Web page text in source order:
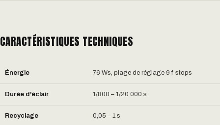
CARACTÉRISTIQUES TECHNIQUES
Énergie 76 Ws, plage de réglage 9 f-stops
Durée d'éclair 1/800 – 1/20 000 s
Recyclage 0,05 – 1 s